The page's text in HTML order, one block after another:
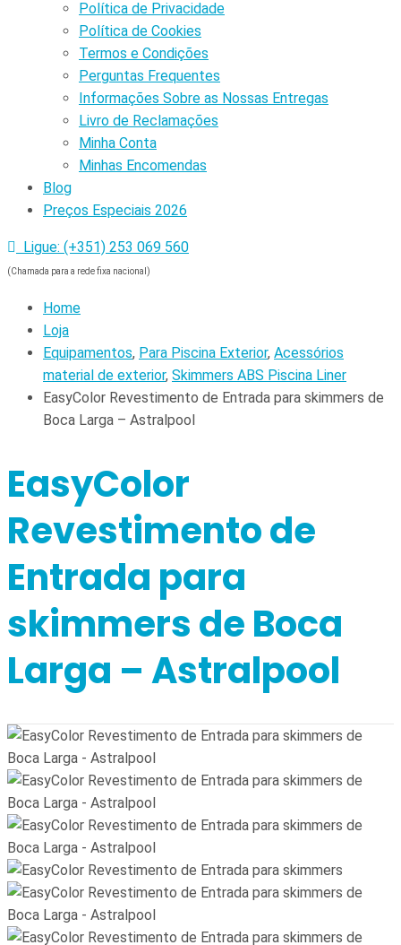
Política de Privacidade
Política de Cookies
Termos e Condições
Perguntas Frequentes
Informações Sobre as Nossas Entregas
Livro de Reclamações
Minha Conta
Minhas Encomendas
Blog
Preços Especiais 2026
Ligue: (+351) 253 069 560
(Chamada para a rede fixa nacional)
Home
Loja
Equipamentos, Para Piscina Exterior, Acessórios
material de exterior, Skimmers ABS Piscina Liner
EasyColor Revestimento de Entrada para skimmers de
Boca Larga – Astralpool
EasyColor
Revestimento de
Entrada para
skimmers de Boca
Larga – Astralpool